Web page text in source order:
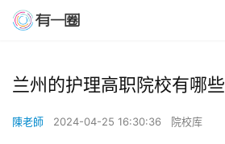
兰州的护理高职院校有哪些
陳老師 2024-04-25 16:30:36 院校库